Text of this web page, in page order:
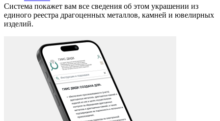
Система покажет вам все сведения об этом украшении из
единого реестра драгоценных металлов, камней и ювелирных
изделий.